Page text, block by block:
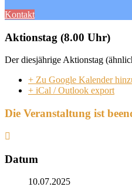
Kontakt
Aktionstag (8.00 Uhr)
Der diesjährige Aktionstag
+ Zu Google Kalender
+ iCal / Outlook export
Die Veranstaltung ist
Datum
10.07.2025